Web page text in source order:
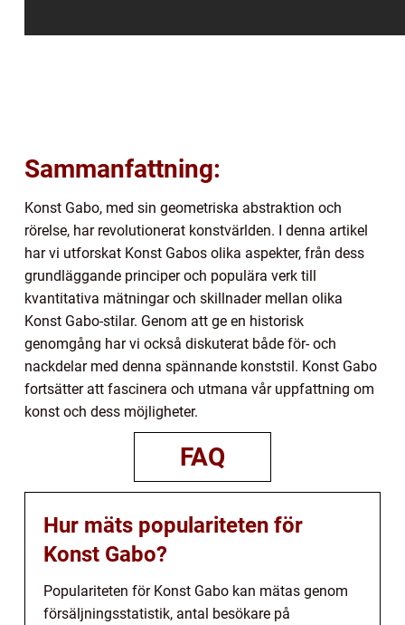
Sammanfattning:
Konst Gabo, med sin geometriska abstraktion och
rörelse, har revolutionerat konstvärlden. I denna artikel
har vi utforskat Konst Gabos olika aspekter, från dess
grundläggande principer och populära verk till
kvantitativa mätningar och skillnader mellan olika
Konst Gabo-stilar. Genom att ge en historisk
genomgång har vi också diskuterat både för- och
nackdelar med denna spännande konststil. Konst Gabo
fortsätter att fascinera och utmana vår uppfattning om
konst och dess möjligheter.
FAQ
Hur mäts populariteten för
Konst Gabo?
Populariteten för Konst Gabo kan mätas genom
försäljningsstatistik, antal besökare på